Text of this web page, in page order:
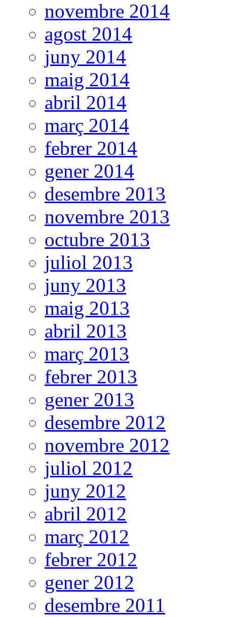
novembre 2014
agost 2014
juny 2014
maig 2014
abril 2014
març 2014
febrer 2014
gener 2014
desembre 2013
novembre 2013
octubre 2013
juliol 2013
juny 2013
maig 2013
abril 2013
març 2013
febrer 2013
gener 2013
desembre 2012
novembre 2012
juliol 2012
juny 2012
abril 2012
març 2012
febrer 2012
gener 2012
desembre 2011